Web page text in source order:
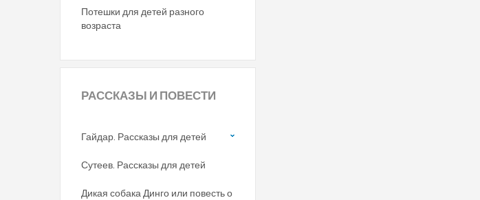
Потешки для детей разного
возраста
РАССКАЗЫ И ПОВЕСТИ
Гайдар. Рассказы для детей
Сутеев. Рассказы для детей
Дикая собака Динго или повесть о